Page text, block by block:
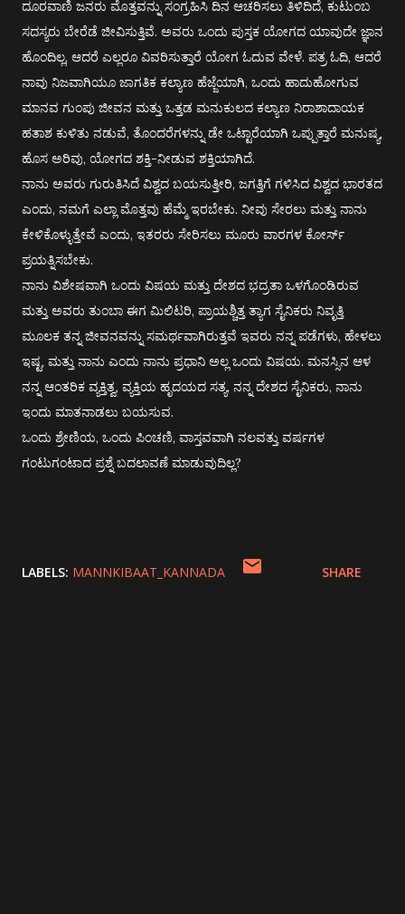
ದೂರವಾಣಿ ಜನರು ಮೊತ್ತವನ್ನು ಸಂಗ್ರಹಿಸಿ ದಿನ ಆಚರಿಸಲು ತಿಳಿದಿದೆ, ಕುಟುಂಬ
ಸದಸ್ಯರು ಬೇರೆಡೆ ಜೀವಿಸುತ್ತಿವೆ. ಅವರು ಒಂದು ಪುಸ್ತಕ ಯೋಗದ ಯಾವುದೇ ಜ್ಞಾನ
ಹೊಂದಿಲ್ಲ, ಆದರೆ ಎಲ್ಲರೂ ವಿವರಿಸುತ್ತಾರೆ ಯೋಗ ಓದುವ ವೇಳೆ. ಪತ್ರ ಓದಿ, ಆದರೆ
ನಾವು ನಿಜವಾಗಿಯೂ ಜಾಗತಿಕ ಕಲ್ಯಾಣ ಹೆಜ್ಜೆಯಾಗಿ, ಒಂದು ಹಾದುಹೋಗುವ
ಮಾನವ ಗುಂಪು ಜೀವನ ಮತ್ತು ಒತ್ತಡ ಮನುಕುಲದ ಕಲ್ಯಾಣ ನಿರಾಶಾದಾಯಕ
ಹತಾಶ ಕುಳಿತು ನಡುವೆ, ತೊಂದರೆಗಳನ್ನು ಡೇ ಒಟ್ಟಾರೆಯಾಗಿ ಒಪ್ಪುತ್ತಾರೆ ಮನುಷ್ಯ,
ಹೊಸ ಅರಿವು, ಯೋಗದ ಶಕ್ತಿ-ನೀಡುವ ಶಕ್ತಿಯಾಗಿದೆ.
ನಾನು ಅವರು ಗುರುತಿಸಿದೆ ವಿಶ್ವದ ಬಯಸುತ್ತೀರಿ, ಜಗತ್ತಿಗೆ ಗಳಿಸಿದ ವಿಶ್ವದ ಭಾರತದ
ಎಂದು, ನಮಗೆ ಎಲ್ಲಾ ಮೊತ್ತವು ಹೆಮ್ಮೆ ಇರಬೇಕು. ನೀವು ಸೇರಲು ಮತ್ತು ನಾನು
ಕೇಳಿಕೊಳ್ಳುತ್ತೇವೆ ಎಂದು, ಇತರರು ಸೇರಿಸಲು ಮೂರು ವಾರಗಳ ಕೋರ್ಸ್
ಪ್ರಯತ್ನಿಸಬೇಕು.
ನಾನು ವಿಶೇಷವಾಗಿ ಒಂದು ವಿಷಯ ಮತ್ತು ದೇಶದ ಭದ್ರತಾ ಒಳಗೊಂಡಿರುವ
ಮತ್ತು ಅವರು ತುಂಬಾ ಈಗ ಮಿಲಿಟರಿ, ಪ್ರಾಯಶ್ಚಿತ್ತ ತ್ಯಾಗ ಸೈನಿಕರು ನಿವೃತ್ತಿ
ಮೂಲಕ ತನ್ನ ಜೀವನವನ್ನು ಸಮರ್ಥವಾಗಿರುತ್ತವೆ ಇವರು ನನ್ನ ಪಡೆಗಳು, ಹೇಳಲು
ಇಷ್ಟ, ಮತ್ತು ನಾನು ಎಂದು ನಾನು ಪ್ರಧಾನಿ ಅಲ್ಲ ಒಂದು ವಿಷಯ. ಮನಸ್ಸಿನ ಆಳ
ನನ್ನ ಆಂತರಿಕ ವ್ಯಕ್ತಿತ್ವ, ವ್ಯಕ್ತಿಯ ಹೃದಯದ ಸತ್ಯ, ನನ್ನ ದೇಶದ ಸೈನಿಕರು, ನಾನು
ಇಂದು ಮಾತನಾಡಲು ಬಯಸುವ.
ಒಂದು ಶ್ರೇಣಿಯ, ಒಂದು ಪಿಂಚಣಿ, ವಾಸ್ತವವಾಗಿ ನಲವತ್ತು ವರ್ಷಗಳ
ಗಂಟುಗಂಟಾದ ಪ್ರಶ್ನೆ ಬದಲಾವಣೆ ಮಾಡುವುದಿಲ್ಲ?
LABELS: MANNKIBAAT_KANNADA SHARE